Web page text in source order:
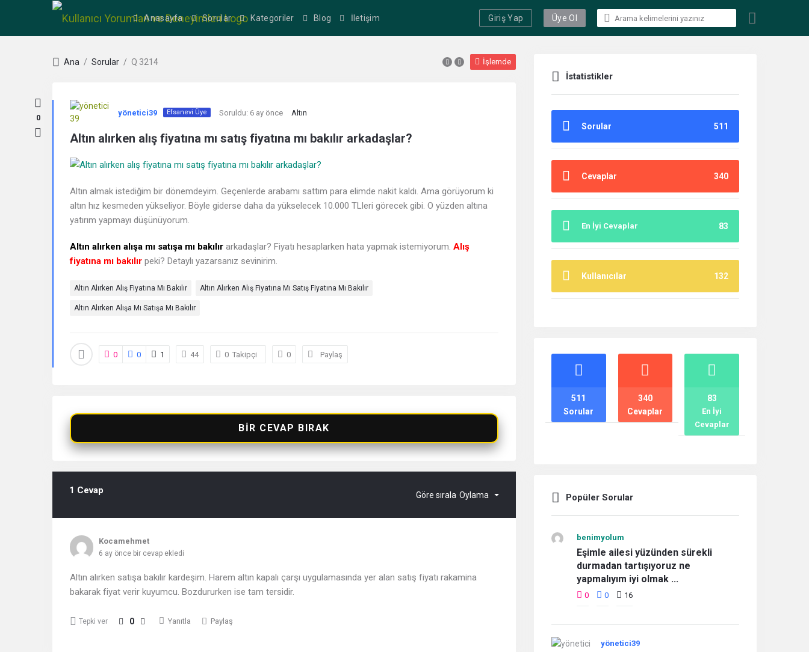
Anasayfa Sorular Kategoriler Blog İletişim Giriş Yap Üye Ol
Ana / Sorular / Q 3214 İşlemde
Kullanıcı
Yorumları
Deneyimleri
En
sonuncu
Sorular
0
yönetici39 Efsanevi Üye Soruldu: 6 ay önce Altın
Altın alırken alış fiyatına mı satış fiyatına mı bakılır arkadaşlar?
Altın almak istediğim bir dönemdeyim. Geçenlerde arabamı sattım para elimde nakit kaldı. Ama görüyorum ki
altın hız kesmeden yükseliyor. Böyle giderse daha da yükselecek 10.000 TLleri görecek gibi. O yüzden altına
yatırım yapmayı düşünüyorum.
Altın alırken alışa mı satışa mı bakılır arkadaşlar? Fiyatı hesaplarken hata yapmak istemiyorum. Alış
fiyatına mı bakılır peki? Detaylı yazarsanız sevinirim.
Altın Alırken Alış Fiyatına Mı Bakılır Altın Alırken Alış Fiyatına Mı Satış Fiyatına Mı Bakılır
Altın Alırken Alışa Mı Satışa Mı Bakılır
0 0 1 44 0 Takipçi 0 Paylaş
BIR CEVAP BIRAK
1 Cevap Göre sırala Oylama
Kocamehmet
6 ay önce bir cevap ekledi
Altın alırken satışa bakılır kardeşim. Harem altın kapalı çarşı uygulamasında yer alan satış fiyatı rakamina
bakarak fiyat verir kuyumcu. Bozdururken ise tam tersidir.
Tepki ver 0 Yanıtla Paylaş
İstatistikler
Sorular 511
Cevaplar 340
En İyi Cevaplar 83
Kullanıcılar 132
İstatistikler
Sorular
511
Cevaplar
340
En İyi
Cevaplar
83
Popüler Sorular
benimyolum
Eşimle ailesi yüzünden sürekli
durmadan tartışıyoruz ne
yapmalıyım iyi olmak ...
0 0 16
yönetici39